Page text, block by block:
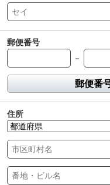
郵便番号
－
郵便番
住所